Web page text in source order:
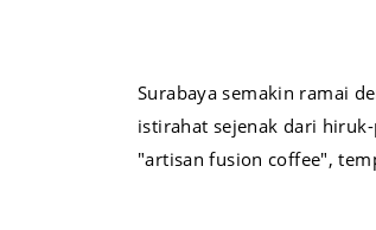
Surabaya semakin ramai
istirahat sejenak dari
"artisan fusion coffee",